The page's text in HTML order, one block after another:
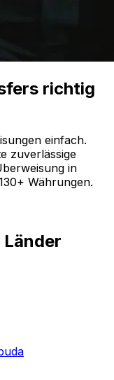
richtig
einfach.
zuverlässige
in
Währungen.
Länder